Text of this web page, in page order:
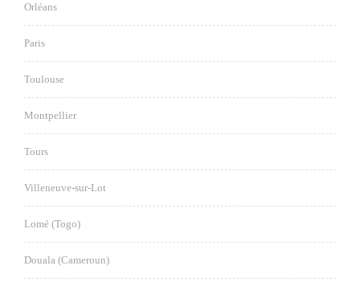
Orléans
Paris
Toulouse
Montpellier
Tours
Villeneuve-sur-Lot
Lomé (Togo)
Douala (Cameroun)